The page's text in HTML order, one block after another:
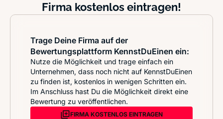
Firma kostenlos eintragen!
Trage Deine Firma auf der
Bewertungsplattform KennstDuEinen ein:
Nutze die Möglichkeit und trage einfach ein
Unternehmen, dass noch nicht auf KennstDuEinen
zu finden ist, kostenlos in wenigen Schritten ein.
Im Anschluss hast Du die Möglichkeit direkt eine
Bewertung zu veröffentlichen.
FIRMA KOSTENLOS EINTRAGEN